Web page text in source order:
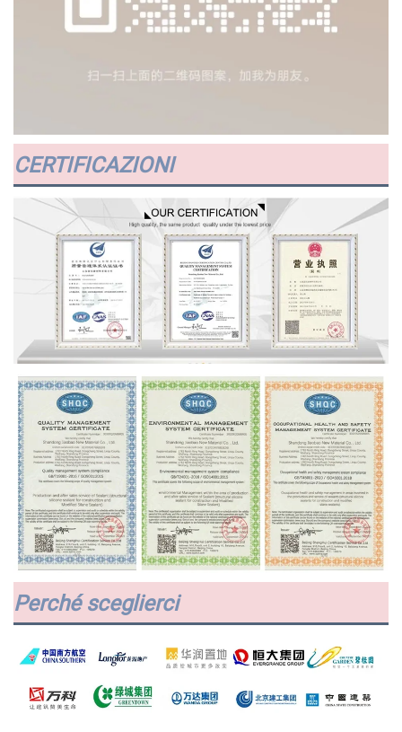
CERTIFICAZIONI
Perché sceglierci